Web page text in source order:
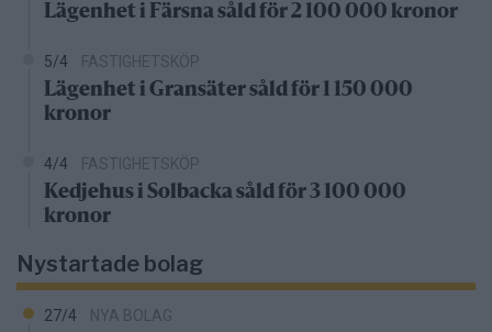
Lägenhet i Färsna såld för 2 100 000 kronor
5/4 FASTIGHETSKÖP
Lägenhet i Gransäter såld för 1 150 000
kronor
4/4 FASTIGHETSKÖP
Kedjehus i Solbacka såld för 3 100 000
kronor
Nystartade bolag
27/4 NYA BOLAG